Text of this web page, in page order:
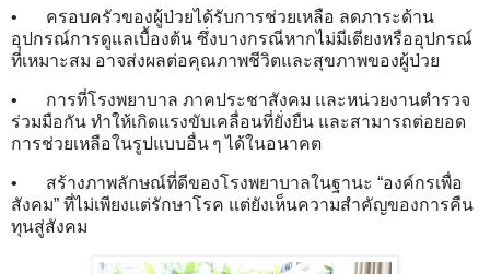
•
ครอบครัวของผู้ป่วยได้รับการช่วยเหลือ ลดภาระด้าน
อุปกรณ์การดูแลเบื้องต้น ซึ่งบางกรณีหากไม่มีเตียงหรืออุปกรณ์
ที่เหมาะสม อาจส่งผลต่อคุณภาพชีวิตและสุขภาพของผู้ป่วย
•
การที่โรงพยาบาล ภาคประชาสังคม และหน่วยงานตำรวจ
ร่วมมือกัน ทำให้เกิดแรงขับเคลื่อนที่ยั่งยืน และสามารถต่อยอด
การช่วยเหลือในรูปแบบอื่น ๆ ได้ในอนาคต
•
สร้างภาพลักษณ์ที่ดีของโรงพยาบาลในฐานะ “องค์กรเพื่อ
สังคม” ที่ไม่เพียงแต่รักษาโรค แต่ยังเห็นความสำคัญของการคืน
ทุนสู่สังคม